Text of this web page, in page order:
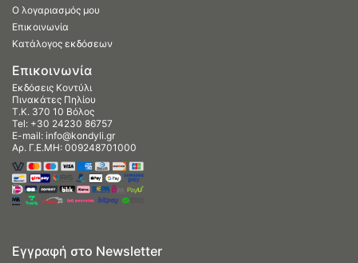
Ο λογαριασμός μου
Επικοινωνία
Κατάλογος εκδόσεων
Επικοινωνία
Εκδόσεις Κοντύλι
Πινακάτες Πηλίου
Τ.Κ. 370 10 Βόλος
Tel: +30 24230 86757
E-mail: info@kondyli.gr
Αρ. Γ.Ε.ΜΗ: 009248701000
Εγγραφή στο Newsletter